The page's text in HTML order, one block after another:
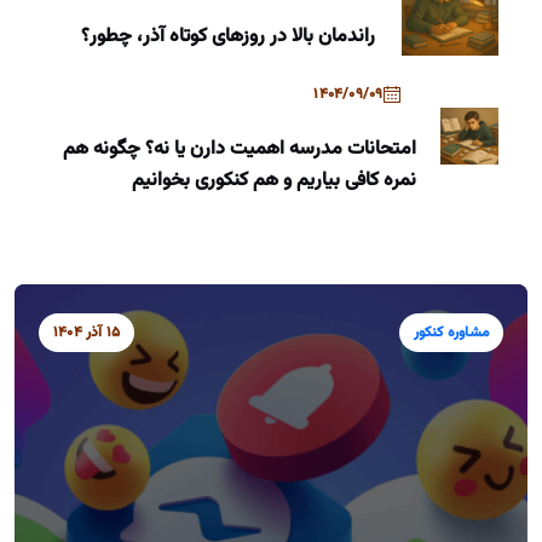
راندمان بالا در روزهای کوتاه آذر، چطور؟
1404/09/09
امتحانات مدرسه اهمیت دارن یا نه؟ چگونه هم
نمره کافی بیاریم و هم کنکوری بخوانیم
مشاوره کنکور 15 آذر 1404